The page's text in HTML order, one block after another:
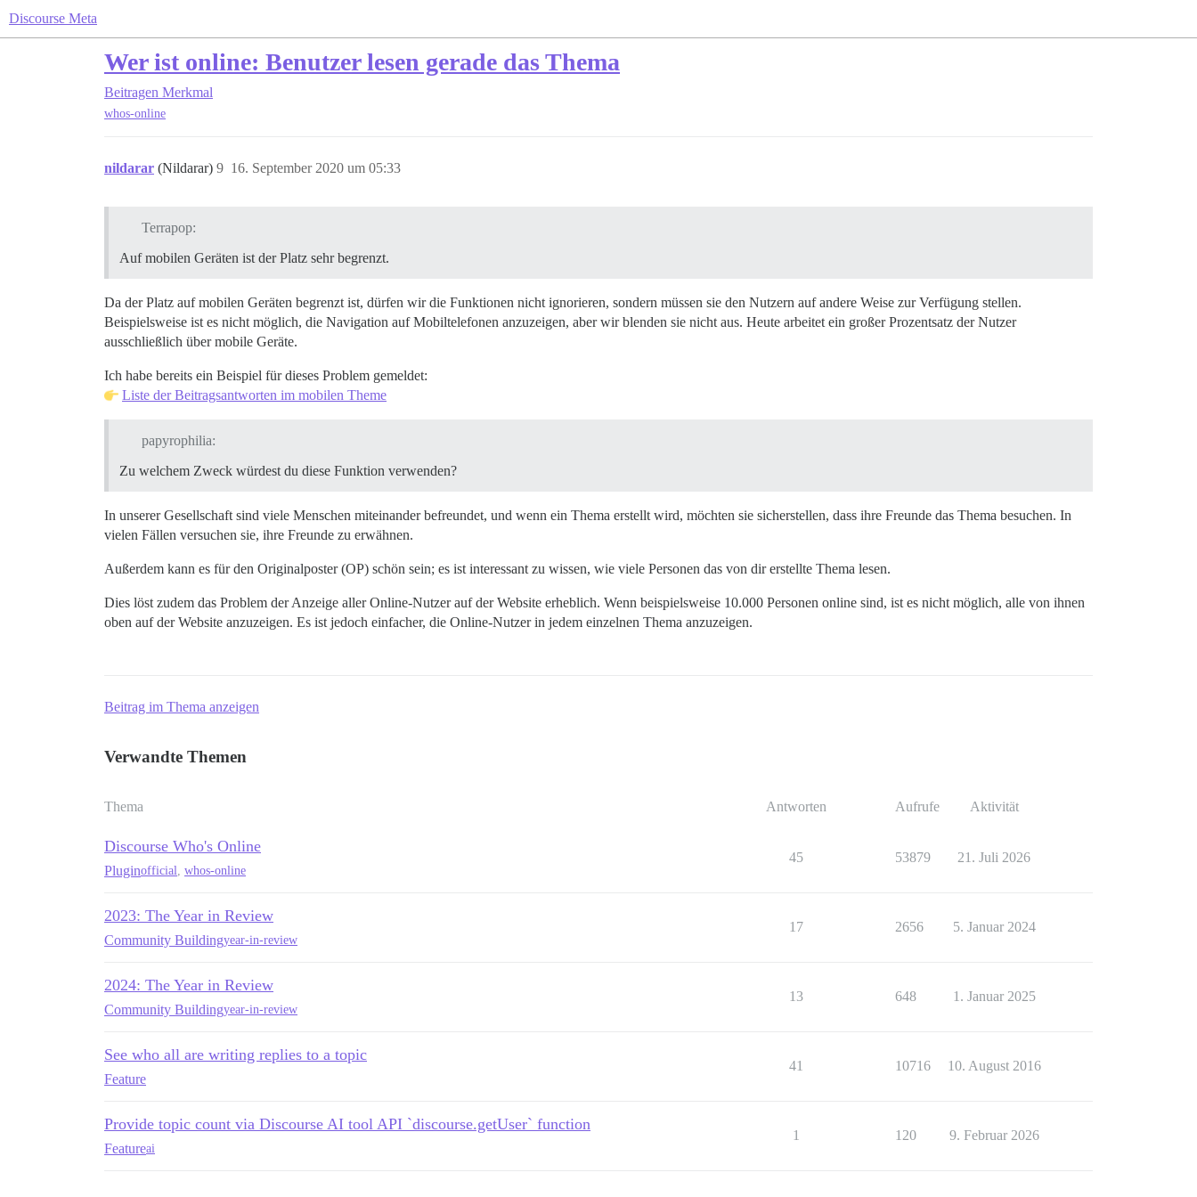
Discourse Meta
Wer ist online: Benutzer lesen gerade das Thema
Beitragen Merkmal
whos-online
nildarar (Nildarar) 16. September 2020 um 05:33
9
Terrapop:
Auf mobilen Geräten ist der Platz sehr begrenzt.
Da der Platz auf mobilen Geräten begrenzt ist, dürfen wir die Funktionen nicht ignorieren, sondern müssen sie den Nutzern auf andere Weise zur Verfügung stellen.
Beispielsweise ist es nicht möglich, die Navigation auf Mobiltelefonen anzuzeigen, aber wir blenden sie nicht aus. Heute arbeitet ein großer Prozentsatz der Nutzer
ausschließlich über mobile Geräte.
Ich habe bereits ein Beispiel für dieses Problem gemeldet:
Liste der Beitragsantworten im mobilen Theme
papyrophilia:
Zu welchem Zweck würdest du diese Funktion verwenden?
In unserer Gesellschaft sind viele Menschen miteinander befreundet, und wenn ein Thema erstellt wird, möchten sie sicherstellen, dass ihre Freunde das Thema besuchen. In
vielen Fällen versuchen sie, ihre Freunde zu erwähnen.
Außerdem kann es für den Originalposter (OP) schön sein; es ist interessant zu wissen, wie viele Personen das von dir erstellte Thema lesen.
Dies löst zudem das Problem der Anzeige aller Online-Nutzer auf der Website erheblich. Wenn beispielsweise 10.000 Personen online sind, ist es nicht möglich, alle von ihnen
oben auf der Website anzuzeigen. Es ist jedoch einfacher, die Online-Nutzer in jedem einzelnen Thema anzuzeigen.
Beitrag im Thema anzeigen
Verwandte Themen
Thema Antworten Aufrufe Aktivität
Discourse Who's Online
Pluginofficial, whos-online
45 53879 21. Juli 2026
2023: The Year in Review
Community Buildingyear-in-review
17 2656 5. Januar 2024
2024: The Year in Review
Community Buildingyear-in-review
13 648 1. Januar 2025
See who all are writing replies to a topic
Feature
41 10716 10. August 2016
Provide topic count via Discourse AI tool API `discourse.getUser` function
Featureai
1 120 9. Februar 2026